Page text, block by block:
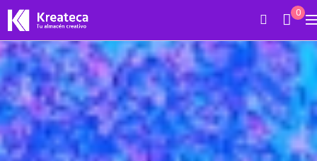
0